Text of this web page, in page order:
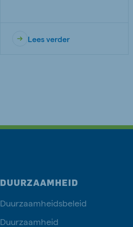
Lees verder
DUURZAAMHEID
Duurzaamheidsbeleid
Duurzaamheid